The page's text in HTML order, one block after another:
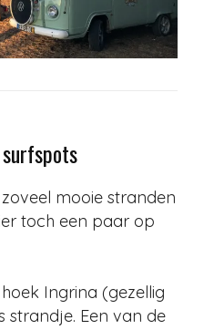
mooie stranden
toch een paar op
Ingrina (gezellig
strandje. Een van de